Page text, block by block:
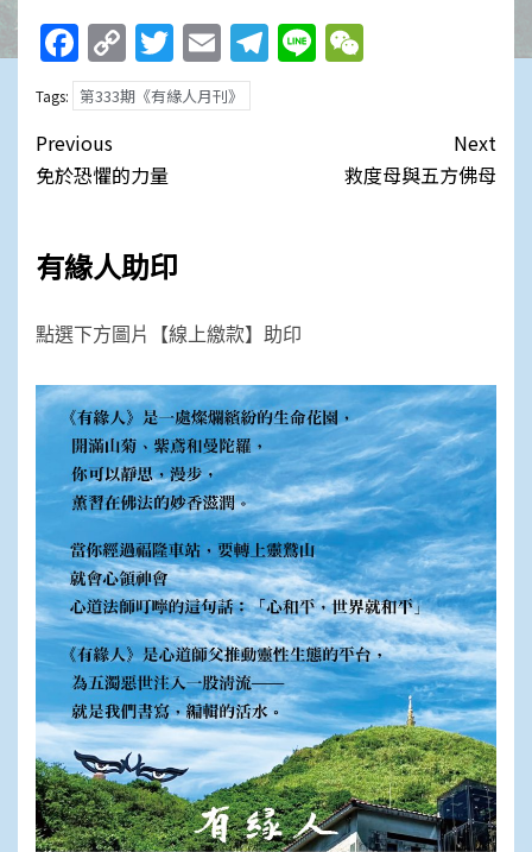
Facebook
Copy
Link
Twitter
EmailTelegram
Line
Tags: 第333期《有緣人月刊》
Post
navigation
Previous
免於恐懼的力量
Next
救度母與五方佛母
有緣人助印
點選下方圖片【線上繳款】助印